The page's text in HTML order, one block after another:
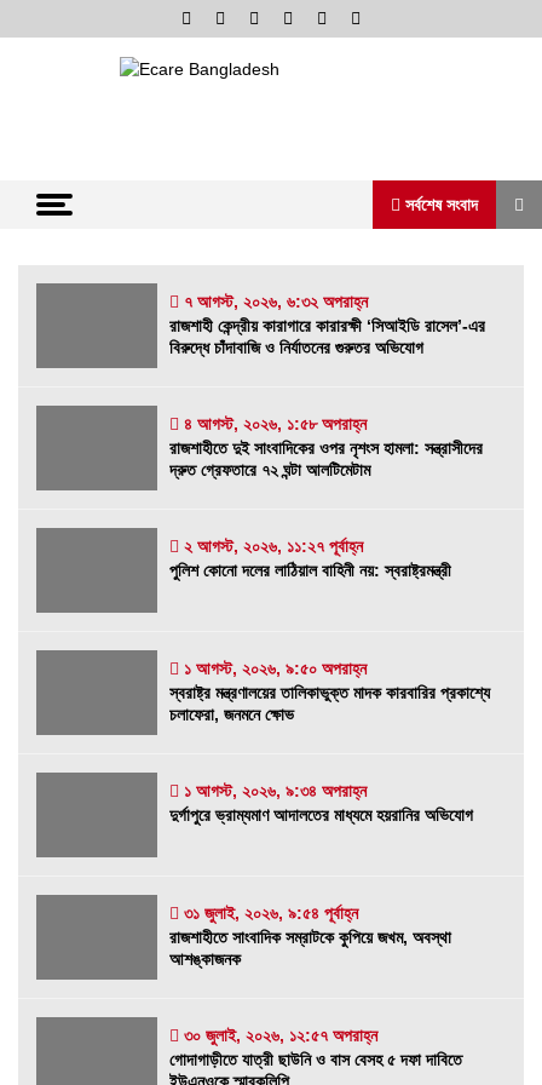
to
সর্বশেষ সংবাদ
রাজশাহী কেন্দ্রীয় কারাগারে কারারক্ষী ‘সিআইডি রাসেল’-
৭ আগস্ট, ২০২৬, ৬:৩২ অপরাহ্ন
রাজশাহীতে দুই সাংবাদিকের ওপর নৃশংস হামলা:
পুলিশ কোনো দলের লাঠিয়াল বাহিনী নয়: স্বরাষ্ট্রমন্ত্রী
স্বরাষ্ট্র মন্ত্রণালয়ের তালিকাভুক্ত মাদক কারবারির
প্রকাশ্যে চলাফেরা, জনমনে ক্ষোভ
দুর্গাপুরে ভ্রাম্যমাণ আদালতের মাধ্যমে হয়রানির
অভিযোগ
রাজশাহীতে সাংবাদিক সম্রাটকে কুপিয়ে জখম, অবস্থা
আশঙ্কাজনক
গোদাগাড়ীতে যাত্রী ছাউনি ও বাস বেসহ ৫ দফা দাবিতে
ইউএনওকে স্মারকলিপি
৭ আগস্ট, ২০২৬, ৬:৩২ অপরাহ্ন
রাজশাহী কেন্দ্রীয় কারাগারে কারারক্ষী ‘সিআইডি রাসেল’-এর
বিরুদ্ধে চাঁদাবাজি ও নির্যাতনের গুরুতর অভিযোগ
৪ আগস্ট, ২০২৬, ১:৫৮ অপরাহ্ন
রাজশাহীতে দুই সাংবাদিকের ওপর নৃশংস হামলা: সন্ত্রাসীদের
দ্রুত গ্রেফতারে ৭২ ঘন্টা আলটিমেটাম
২ আগস্ট, ২০২৬, ১১:২৭ পূর্বাহ্ন
পুলিশ কোনো দলের লাঠিয়াল বাহিনী নয়: স্বরাষ্ট্রমন্ত্রী
১ আগস্ট, ২০২৬, ৯:৫০ অপরাহ্ন
স্বরাষ্ট্র মন্ত্রণালয়ের তালিকাভুক্ত মাদক কারবারির প্রকাশ্যে
চলাফেরা, জনমনে ক্ষোভ
১ আগস্ট, ২০২৬, ৯:৩৪ অপরাহ্ন
দুর্গাপুরে ভ্রাম্যমাণ আদালতের মাধ্যমে হয়রানির অভিযোগ
৩১ জুলাই, ২০২৬, ৯:৫৪ পূর্বাহ্ন
রাজশাহীতে সাংবাদিক সম্রাটকে কুপিয়ে জখম, অবস্থা
আশঙ্কাজনক
৩০ জুলাই, ২০২৬, ১২:৫৭ অপরাহ্ন
গোদাগাড়ীতে যাত্রী ছাউনি ও বাস বেসহ ৫ দফা দাবিতে
ইউএনওকে স্মারকলিপি